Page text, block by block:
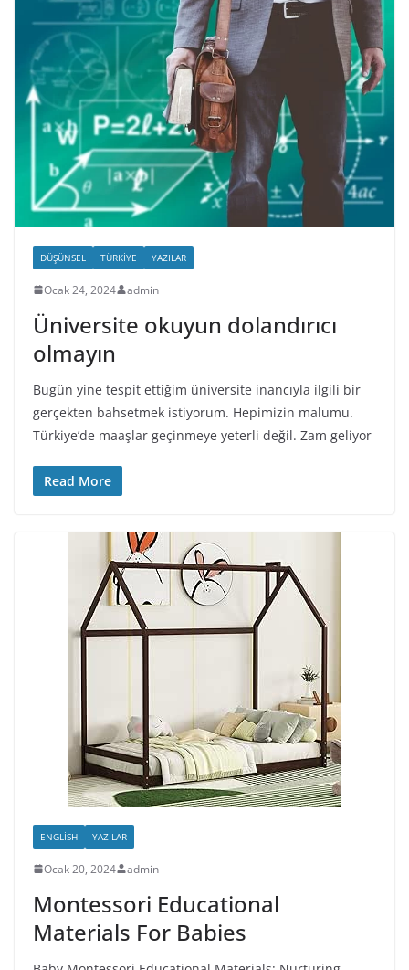
DÜŞÜNSEL TÜRKIYE YAZILAR
Ocak 24, 2024 admin
Üniversite okuyun dolandırıcı
olmayın
Bugün yine tespit ettiğim üniversite inancıyla ilgili bir
gerçekten bahsetmek istiyorum. Hepimizin malumu.
Türkiye’de maaşlar geçinmeye yeterli değil. Zam geliyor
Read More
ENGLISH YAZILAR
Ocak 20, 2024 admin
Montessori Educational
Materials For Babies